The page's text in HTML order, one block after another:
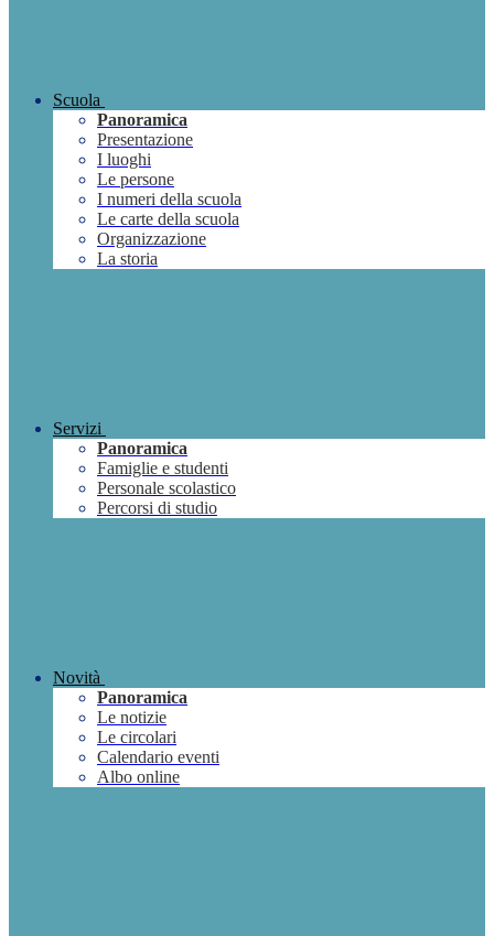
Scuola
Panoramica
Presentazione
I luoghi
Le persone
I numeri della scuola
Le carte della scuola
Organizzazione
La storia
Servizi
Panoramica
Famiglie e studenti
Personale scolastico
Percorsi di studio
Novità
Panoramica
Le notizie
Le circolari
Calendario eventi
Albo online